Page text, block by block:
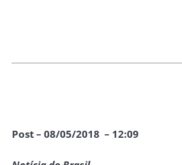
Post – 08/05/2018 – 12:09